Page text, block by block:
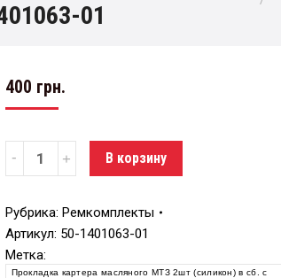
01
400 грн.
Количество В корзину
Рубрика: Ремкомплекты
Артикул: 50-1401063-01
Метка:
Прокладка картера масляного МТЗ 2шт (силикон) в сб. с